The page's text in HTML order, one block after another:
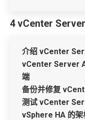
4 vCenter Server
介绍 vCenter
vCenter Server
端
备份并修复
测试 vCenter
vSphere HA 的架